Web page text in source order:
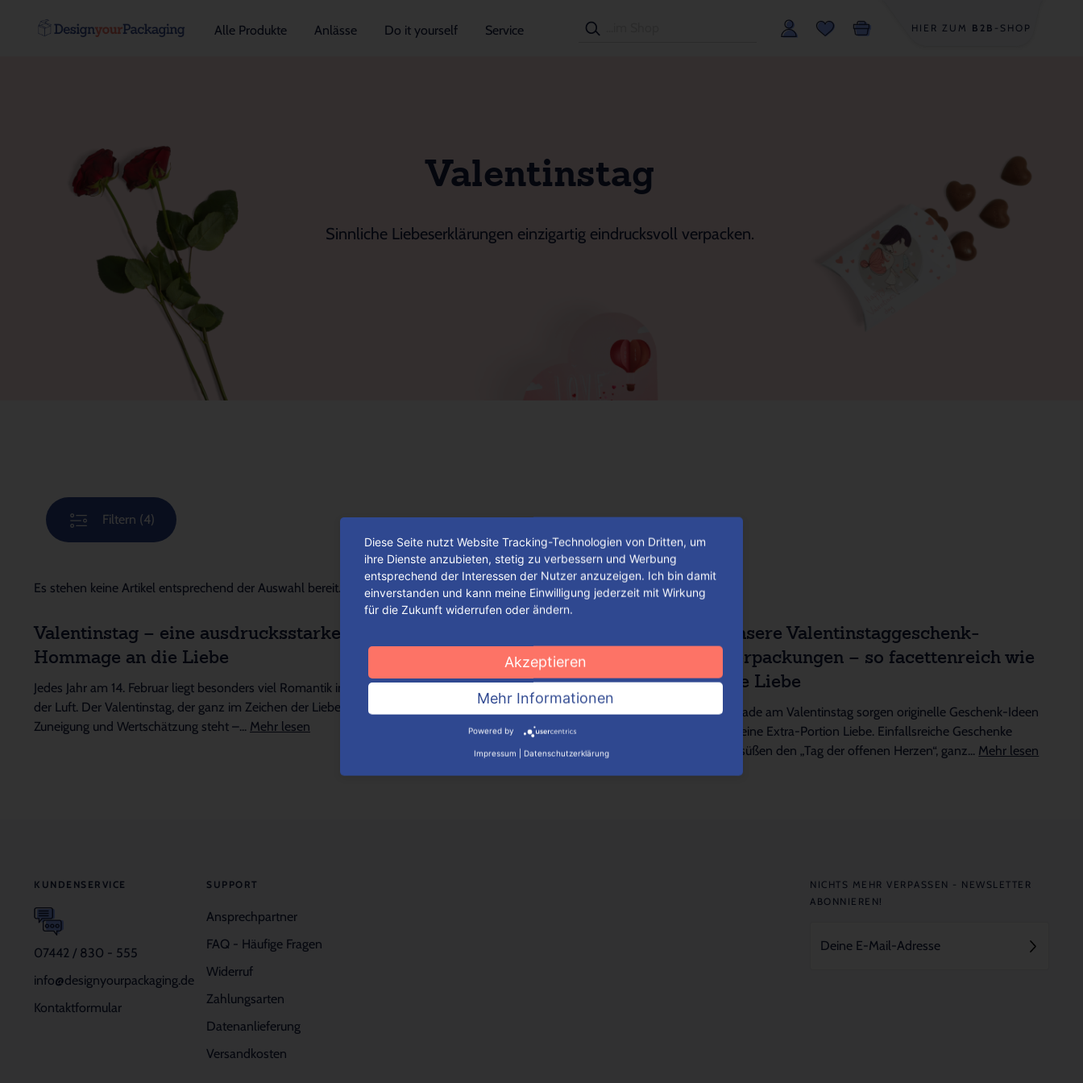
Alle Produkte Anlässe Do it yourself Service HIER ZUM B2B -SHOP
Valentinstag
Sinnliche Liebeserklärungen einzigartig eindrucksvoll verpacken.
Filtern (4)
Es stehen keine Artikel entsprechend der Auswahl bereit.
Valentinstag – eine ausdrucksstarke
Hommage an die Liebe
Jedes Jahr am 14. Februar liegt besonders viel Romantik in
der Luft. Der Valentinstag, der ganz im Zeichen der Liebe,
Zuneigung und Wertschätzung steht –... Mehr lesen
mit einem sagenhaften Brauchtum
Einer Sage zufolge wird die Tradition auf den italienischen
Bischof Valentin von Terni zurückgeführt.
Unsere Valentinstaggeschenk-
Verpackungen – so facettenreich wie
die Liebe
Gerade am Valentinstag sorgen originelle Geschenk-Ideen
für eine Extra-Portion Liebe. Einfallsreiche Geschenke
versüßen den „Tag der offenen Herzen“, ganz... Mehr lesen
KUNDENSERVICE
07442 / 830 - 555
info@designyourpackaging.de
Kontaktformular
SUPPORT
Ansprechpartner
FAQ - Häufige Fragen
Widerruf
Zahlungsarten
Datenanlieferung
Versandkosten
NICHTS MEHR VERPASSEN - NEWSLETTER
ABONNIEREN!
Diese Seite nutzt Website Tracking-Technologien von Dritten, um
ihre Dienste anzubieten, stetig zu verbessern und Werbung
entsprechend der Interessen der Nutzer anzuzeigen. Ich bin damit
einverstanden und kann meine Einwilligung jederzeit mit Wirkung
für die Zukunft widerrufen oder ändern.
Akzeptieren
Mehr Informationen
Powered by
Impressum Datenschutzerklärung